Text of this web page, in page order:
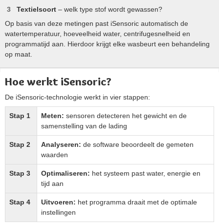
Textielsoort – welk type stof wordt gewassen?
Op basis van deze metingen past iSensoric automatisch de
watertemperatuur, hoeveelheid water, centrifugesnelheid en
programmatijd aan. Hierdoor krijgt elke wasbeurt een behandeling
op maat.
Hoe werkt iSensoric?
De iSensoric-technologie werkt in vier stappen:
Stap 1 Meten: sensoren detecteren het gewicht en de
samenstelling van de lading
Stap 2 Analyseren: de software beoordeelt de gemeten
waarden
Stap 3 Optimaliseren: het systeem past water, energie en
tijd aan
Stap 4 Uitvoeren: het programma draait met de optimale
instellingen